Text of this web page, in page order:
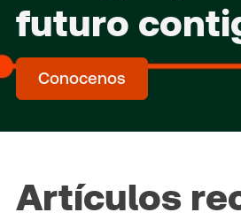
futuro
Conocenos
Artículos